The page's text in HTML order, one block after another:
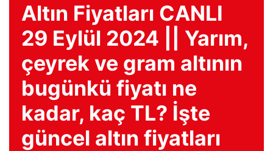
Altın Fiyatları CANLI
29 Eylül 2024 || Yarım,
çeyrek ve gram altının
bugünkü fiyatı ne
kadar, kaç TL? İşte
güncel altın fiyatları